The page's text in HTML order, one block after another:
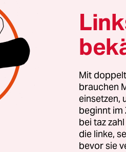
könnte nicht größer
vom chinesischen
die Übergabe
hielten sich die
äußerlich bewusst
zu machen. Alles
aus Peking
Jahre später,
anlässlich des
Mit
brauchen
einsetzen,
beginnt im
bei taz
die linke,
bevor sie